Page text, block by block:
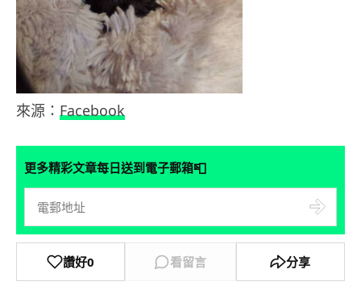
來源： Facebook
更多精彩文章每日送到電子郵箱📮
讚好0 看留言 分享